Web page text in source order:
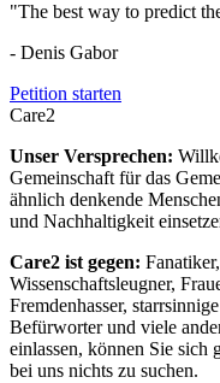
"The best way to predict
- Denis Gabor
Petition starten
Care2
Unser Versprechen:
Gemeinschaft für das
ähnlich denkende
und Nachhaltigkeit
Care2 ist gegen:
Wissenschaftsleugner,
Fremdenhasser,
Befürworter und viele
einlassen, können Sie sich
bei uns nichts zu suchen.